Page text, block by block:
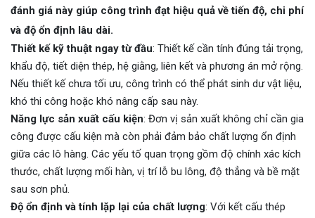
đánh giá này giúp công trình đạt hiệu quả về tiến độ, chi phí
và độ ổn định lâu dài.
Thiết kế kỹ thuật ngay từ đầu: Thiết kế cần tính đúng tải trọng,
khẩu độ, tiết diện thép, hệ giằng, liên kết và phương án mở rộng.
Nếu thiết kế chưa tối ưu, công trình có thể phát sinh dư vật liệu,
khó thi công hoặc khó nâng cấp sau này.
Năng lực sản xuất cấu kiện: Đơn vị sản xuất không chỉ cần gia
công được cấu kiện mà còn phải đảm bảo chất lượng ổn định
giữa các lô hàng. Các yếu tố quan trọng gồm độ chính xác kích
thước, chất lượng mối hàn, vị trí lỗ bu lông, độ thẳng và bề mặt
sau sơn phủ.
Độ ổn định và tính lặp lại của chất lượng: Với kết cấu thép